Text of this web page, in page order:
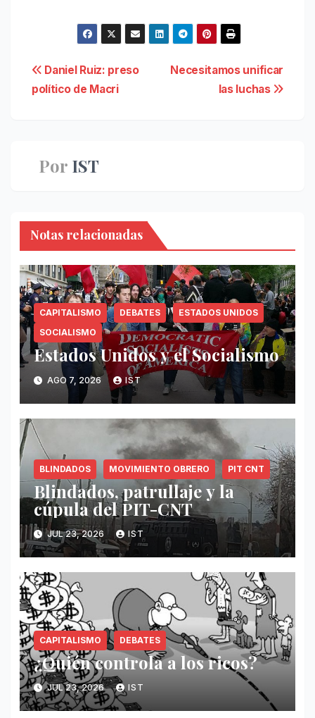
Navegación
de
Necesitamos unificar
las luchas
Daniel Ruiz: preso
político de Macri
Por IST
Notas relacionadas
CAPITALISMO DEBATES
ESTADOS UNIDOS
SOCIALISMO
Estados Unidos y el Socialismo
AGO 7, 2026 IST
BLINDADOS MOVIMIENTO OBRERO PIT CNT
Blindados, patrullaje y la
cúpula del PIT-CNT
JUL 23, 2026 IST
CAPITALISMO DEBATES
¿Quién controla a los ricos?
JUL 23, 2026 IST